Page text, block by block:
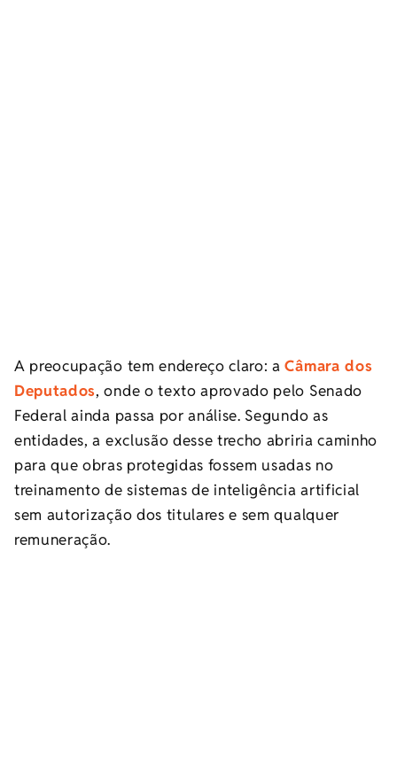
A preocupação tem endereço claro: aCâmara dos
Deputados, onde o texto aprovado pelo Senado
Federal ainda passa por análise. Segundo as
entidades, a exclusão desse trecho abriria caminho
para que obras protegidas fossem usadas no
treinamento de sistemas de inteligência artificial
sem autorização dos titulares e sem qualquer
remuneração.